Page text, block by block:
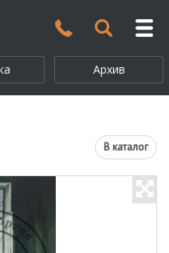
Архив
В каталог